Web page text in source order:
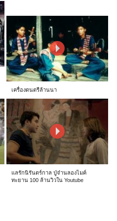
เครื่องดนตรีล้านนา
แลรักนิรันดร์กาล ปู่จ๋านลองไมค์
ทะยาน 100 ล้านวิวใน Youtube